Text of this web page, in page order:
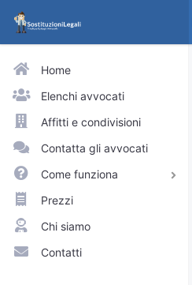
Home
Elenchi avvocati
Affitti e condivisioni
Contatta gli avvocati
Come funziona
Avvocati e praticanti
Visitatori del sito
Approfondimenti
Prezzi
Chi siamo
Contatti